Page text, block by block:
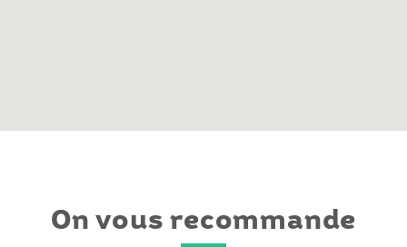
On vous recommande